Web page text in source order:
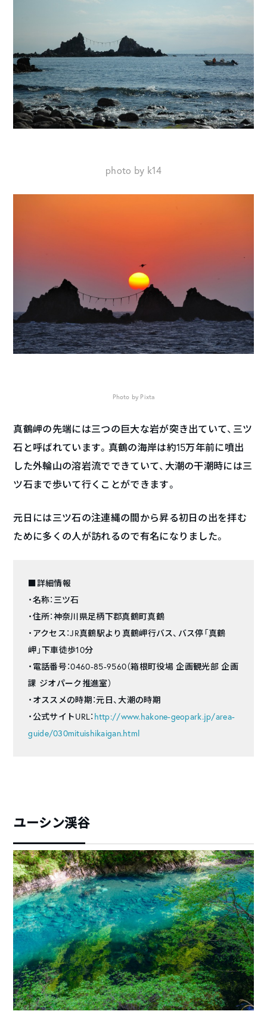
photo by k14
Photo by Pixta
真鶴岬の先端には三つの巨大な岩が突き出ていて、三ツ
石と呼ばれています。真鶴の海岸は約15万年前に噴出
した外輪山の溶岩流でできていて、大潮の干潮時には三
ツ石まで歩いて行くことができます。
元日には三ツ石の注連縄の間から昇る初日の出を拝む
ために多くの人が訪れるので有名になりました。
■詳細情報
・名称：三ツ石
・住所：神奈川県足柄下郡真鶴町真鶴
・アクセス：JR真鶴駅より真鶴岬行バス、バス停「真鶴
岬」下車徒歩10分
・電話番号：0460-85-9560（箱根町役場 企画観光部 企画
課 ジオパーク推進室）
・オススメの時期：元日、大潮の時期
・公式サイトURL： http://www.hakone-geopark.jp/area-
guide/030mituishikaigan.html
ユーシン渓谷